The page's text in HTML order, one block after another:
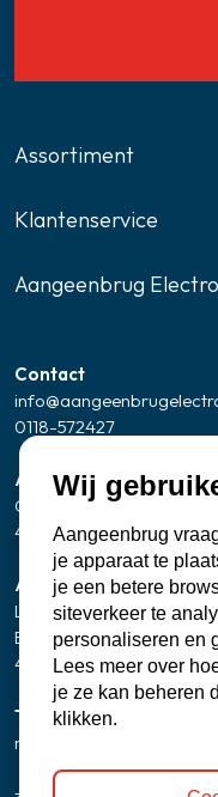
Assortiment
Klantenservice
Aangeenbrug Electro
Contact
0118-572427
Adresgegevens
Oude Zandweg 24
4361 SK Westkapelle
Adresgegevens
Let op: geen bezoekadres
Banjaartstraat 2 - 0005
4301 RR Zierikzee
Telefonisch bereikbaar
ma t/m vr
Wij
Aangeenbrug
je apparaat te
je een betere
siteverkeer te
personaliseren en
Lees meer over
je ze kan beheren
klikken.